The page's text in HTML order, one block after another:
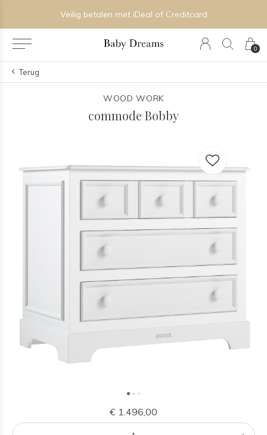
0
Veilig betalen met iDeal of Creditcard
Terug
WOOD WORK
commode Bobby
€ 1.496,00